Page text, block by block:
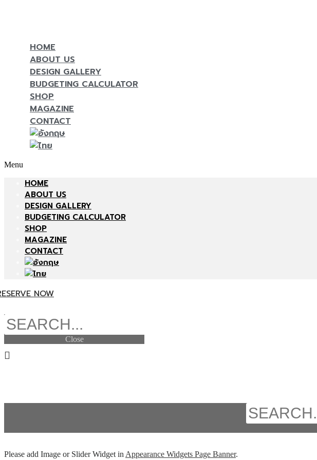
HOME
ABOUT US
DESIGN GALLERY
BUDGETING CALCULATOR
SHOP
MAGAZINE
CONTACT
Menu
HOME
ABOUT US
DESIGN GALLERY
BUDGETING CALCULATOR
SHOP
MAGAZINE
CONTACT
NOW
Close
Please add Image or Slider Widget in Appearance Widgets Page Banner.